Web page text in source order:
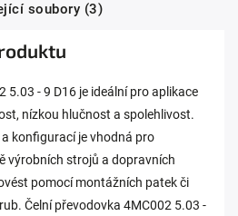
soubory (3)
5.03 - 9 D16 je ideální pro aplikace
nízkou hlučnost a spolehlivost.
konfigurací je vhodná pro
výrobních strojů a dopravních
pomocí montážních patek či
Čelní převodovka 4MC002 5.03 -